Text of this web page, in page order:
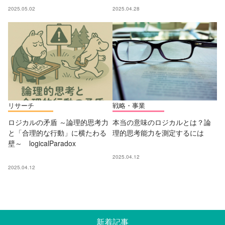
2025.05.02 2025.04.28
リサーチ
ロジカルの矛盾 ～論理的思考力
と「合理的な行動」に横たわる
壁～ logicalParadox
2025.04.12
戦略・事業
本当の意味のロジカルとは？論
理的思考能力を測定するには
2025.04.12
新着記事